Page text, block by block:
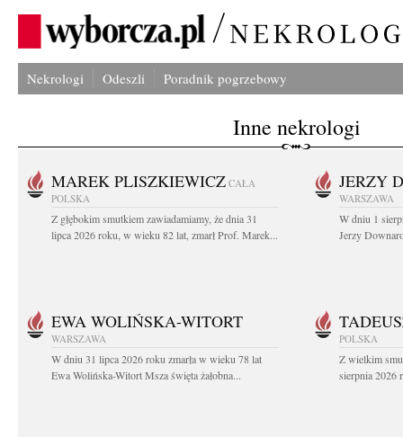
Nekrologi Odeszli Poradnik pogrzebowy
Inne nekrologi
MAREK PLISZKIEWICZ CAŁA
POLSKA
Z głębokim smutkiem zawiadamiamy, że dnia 31
lipca 2026 roku, w wieku 82 lat, zmarł Prof. Marek...
JERZY
WARSZAWA
W dniu 1
Jerzy
EWA WOLIŃSKA-WITORT
WARSZAWA
W dniu 31 lipca 2026 roku zmarła w wieku 78 lat
Ewa Wolińska-Witort Msza święta żałobna...
POLSKA
Z wielkim
sierpnia 2026